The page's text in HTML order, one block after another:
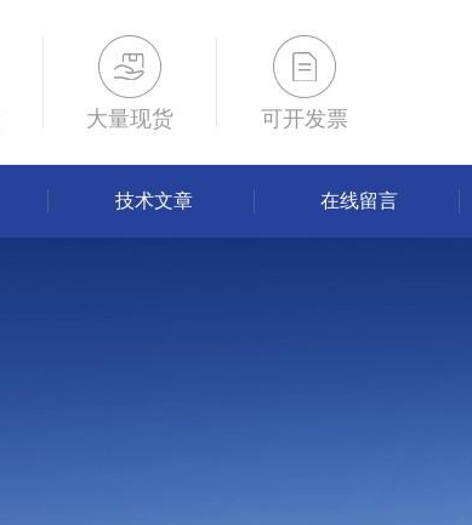
大量现货 可开发票
技术文章 在线留言